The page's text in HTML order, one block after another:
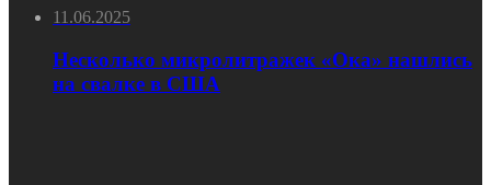
11.06.2025
Несколько микролитражек «Ока» нашлись
на свалке в США